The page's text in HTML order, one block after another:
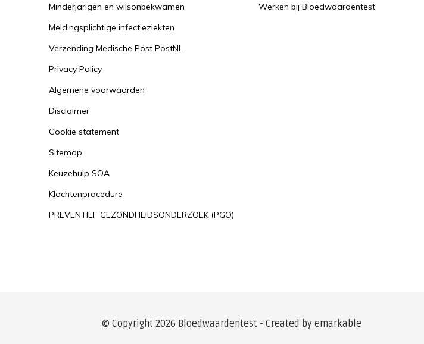
Minderjarigen en wilsonbekwamen
Meldingsplichtige infectieziekten
Verzending Medische Post PostNL
Privacy Policy
Algemene voorwaarden
Disclaimer
Cookie statement
Sitemap
Keuzehulp SOA
Klachtenprocedure
PREVENTIEF GEZONDHEIDSONDERZOEK (PGO)
Werken bij Bloedwaardentest
© Copyright 2026 Bloedwaardentest - Created by emarkable